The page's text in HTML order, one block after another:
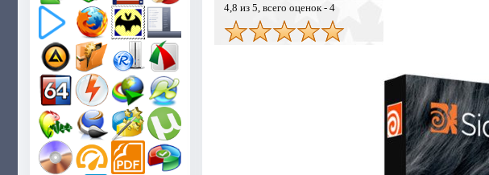
4,8 из 5, всего оценок - 4